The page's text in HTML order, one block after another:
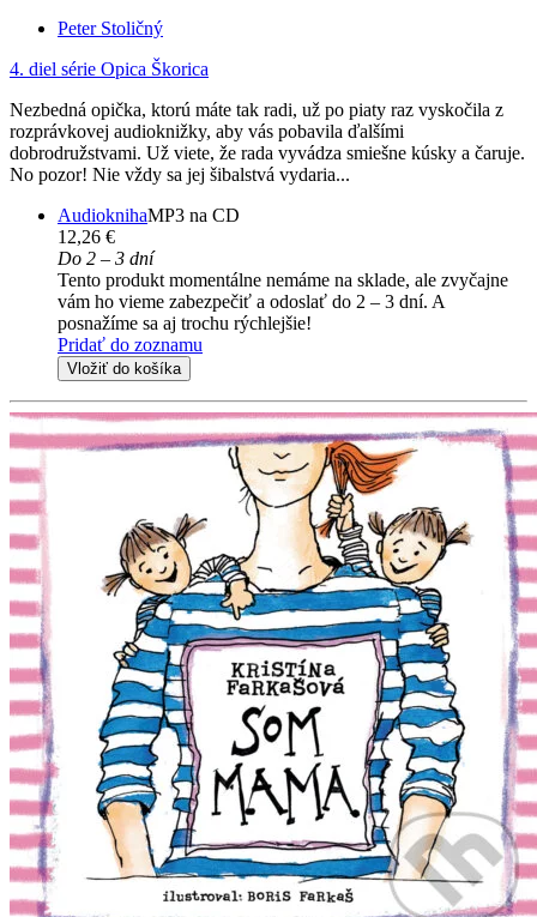
Peter Stoličný
4. diel série Opica Škorica
Nezbedná opička, ktorú máte tak radi, už po piaty raz vyskočila z
rozprávkovej audioknižky, aby vás pobavila ďalšími
dobrodružstvami. Už viete, že rada vyvádza smiešne kúsky a čaruje.
No pozor! Nie vždy sa jej šibalstvá vydaria...
AudioknihaMP3 na CD
12,26 €
Do 2 – 3 dní
Tento produkt momentálne nemáme na sklade, ale zvyčajne
vám ho vieme zabezpečiť a odoslať do 2 – 3 dní. A
posnažíme sa aj trochu rýchlejšie!
Pridať do zoznamu
Vložiť do košíka